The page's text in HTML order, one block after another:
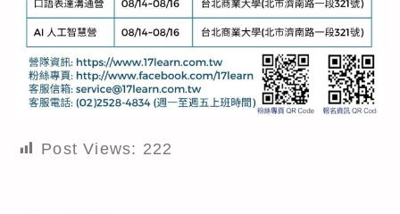
Post Views: 222